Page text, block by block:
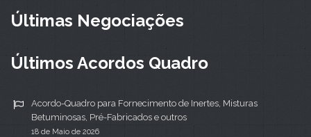
Últimas Negociações
Últimos Acordos Quadro
Acordo-Quadro para Fornecimento de Inertes, Misturas
Betuminosas, Pré-Fabricados e outros
18 de Maio de 2026